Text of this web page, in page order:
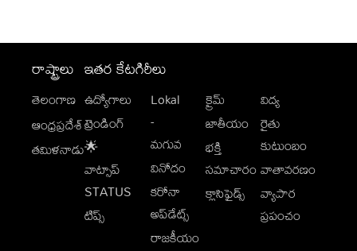
రాష్ట్రాలు
తెలంగాణ
ఆంధ్రప్రదేశ్
తమిళనాడు
ఇతర కేటగిరీలు
ఉద్యోగాలు
ట్రెండింగ్
🌟
వాట్సాప్
STATUS
టిప్స్
Lokal
-
మగువ
వినోదం
కరోనా
అప్‌డేట్స్
రాజకీయం
క్రైమ్
జాతీయం
భక్తి
సమాచారం
క్లాసిఫైడ్స్
విద్య
రైతు
కుటుంబం
వాతావరణం
వ్యాపార
ప్రపంచం